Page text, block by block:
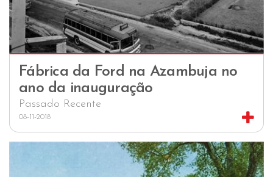
Fábrica da Ford na Azambuja no
ano da inauguração
Passado Recente
08-11-2018